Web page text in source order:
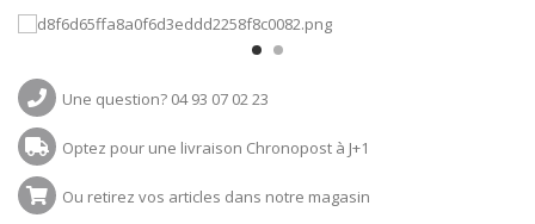
Une question? 04 93 07 02 23
Optez pour une livraison Chronopost à J+1
Ou retirez vos articles dans notre magasin